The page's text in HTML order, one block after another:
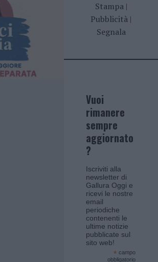
Stampa|
Pubblicità |
Segnala
Vuoi
rimanere
sempre
aggiornato
?
Iscriviti alla
newsletter di
Gallura Oggi e
ricevi le nostre
email
periodiche
contenenti le
ultime notizie
pubblicate sul
sito web!
* campo
obbligatorio